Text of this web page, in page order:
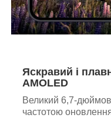
Яскравий і
AMOLED
Великий 6,7-
частотою